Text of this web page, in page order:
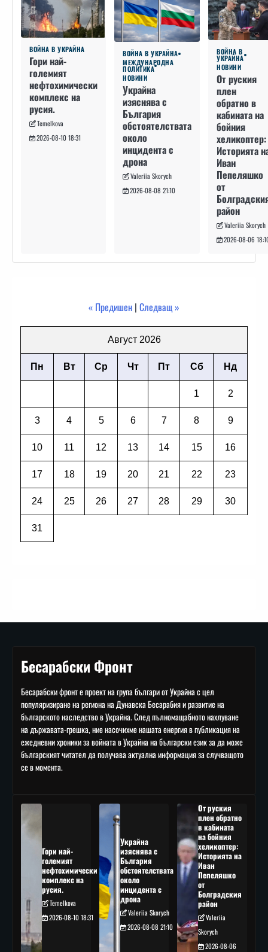
ВОЙНА В УКРАЙНА
Гори най-
големият
нефтохимически
комплекс на
русия.
Temelkova
2026-08-10 18:31
ВОЙНА В УКРАЙНА
МЕЖДУНАРОДНА
ПОЛИТИКА
НОВИНИ
Украйна
изяснява с
България
обстоятелствата
около
инцидента с
дрона
Valeriia Skorych
2026-08-08 21:10
ВОЙНА В
УКРАЙНА
НОВИНИ
От руския
плен
обратно в
кабината на
бойния
хеликоптер:
Историята
Иван
Пепеляшко
от
район
Valeriia Skorych
2026-08-06
« Предишен | Следващ »
Август 2026
Пн Вт Ср Чт Пт Сб Нд
1 2
3 4 5 6 7 8 9
10 11 12 13 14 15 16
17 18 19 20 21 22 23
24 25 26 27 28 29 30
31
Бесарабски Фронт
Бесарабски фронт е проект на група българи от Украйна с цел
популяризиране на региона на Дунавска Бесарабия и развитие на
българското наследство в Украйна. След пълномащабното нахлуване
на държавата-грешка, ние насочихме нашата енергия в публикация на
ежедневни хроники за войната в Украйна на български език за да може
българският читател да получава актуална информация за случващото
се в момента.
Гори най-
големият
нефтохимически
комплекс на
русия.
Temelkova
2026-08-10 18:31
Украйна
изяснява с
България
обстоятелствата
около
инцидента с
дрона
Valeriia Skorych
2026-08-08 21:10
От руския
плен обратно
в кабината
на бойния
хеликоптер:
Историята на
Иван
Пепеляшко
от
Болградския
район
Valeriia
Skorych
2026-08-06